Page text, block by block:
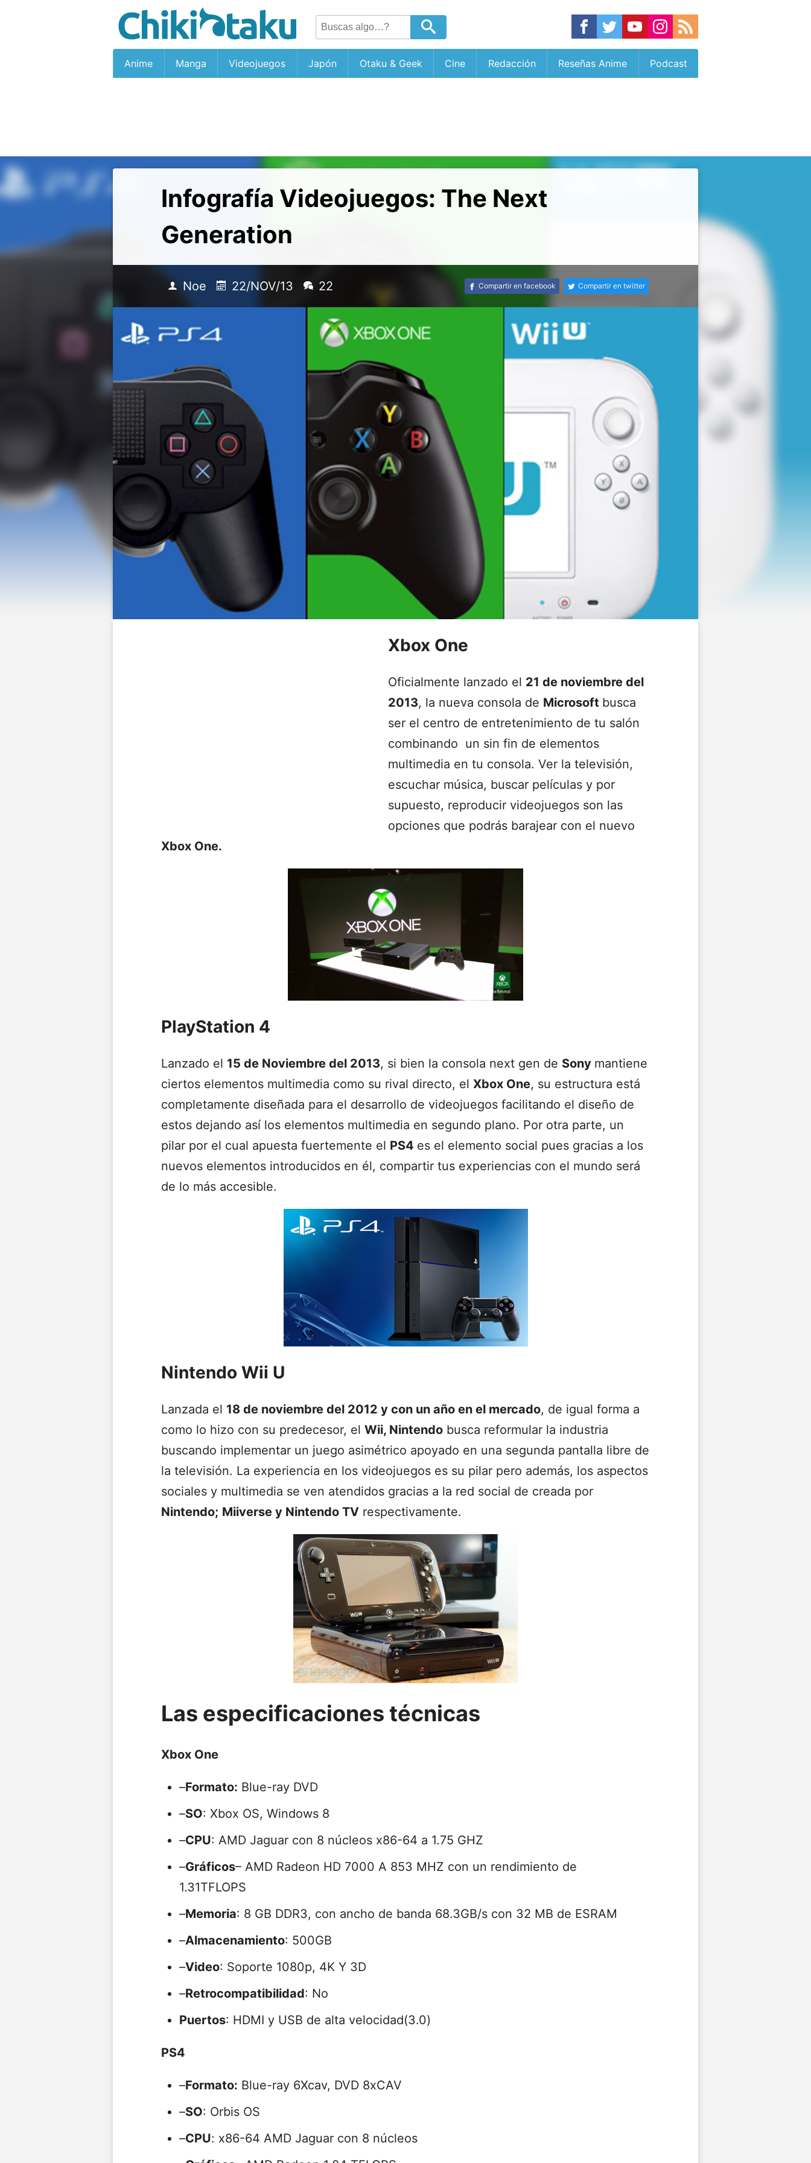
Anime Manga Videojuegos Japón Otaku & Geek Cine Redacción Reseñas Anime Podcast
Infografía Videojuegos: The Next
Generation
Noe 22/NOV/13 22 Compartir en facebook Compartir en twitter
Xbox One
Oficialmente lanzado el 21 de noviembre del
2013, la nueva consola de Microsoft busca
ser el centro de entretenimiento de tu salón
combinando un sin fin de elementos
multimedia en tu consola. Ver la televisión,
escuchar música, buscar películas y por
supuesto, reproducir videojuegos son las
opciones que podrás barajear con el nuevo
Xbox One.
PlayStation 4
Lanzado el 15 de Noviembre del 2013, si bien la consola next gen de Sony mantiene
ciertos elementos multimedia como su rival directo, el Xbox One, su estructura está
completamente diseñada para el desarrollo de videojuegos facilitando el diseño de
estos dejando así los elementos multimedia en segundo plano. Por otra parte, un
pilar por el cual apuesta fuertemente el PS4 es el elemento social pues gracias a los
nuevos elementos introducidos en él, compartir tus experiencias con el mundo será
de lo más accesible.
Nintendo Wii U
Lanzada el 18 de noviembre del 2012 y con un año en el mercado, de igual forma a
como lo hizo con su predecesor, el Wii, Nintendo busca reformular la industria
buscando implementar un juego asimétrico apoyado en una segunda pantalla libre de
la televisión. La experiencia en los videojuegos es su pilar pero además, los aspectos
sociales y multimedia se ven atendidos gracias a la red social de creada por
Nintendo; Miiverse y Nintendo TV respectivamente.
Las especificaciones técnicas
Xbox One
–Formato: Blue-ray DVD
–SO: Xbox OS, Windows 8
–CPU: AMD Jaguar con 8 núcleos x86-64 a 1.75 GHZ
–Gráficos– AMD Radeon HD 7000 A 853 MHZ con un rendimiento de
1.31TFLOPS
–Memoria: 8 GB DDR3, con ancho de banda 68.3GB/s con 32 MB de ESRAM
–Almacenamiento: 500GB
–Video: Soporte 1080p, 4K Y 3D
–Retrocompatibilidad: No
Puertos: HDMI y USB de alta velocidad(3.0)
PS4
–Formato: Blue-ray 6Xcav, DVD 8xCAV
–SO: Orbis OS
–CPU: x86-64 AMD Jaguar con 8 núcleos